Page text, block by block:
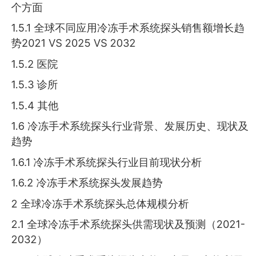
个方面
1.5.1 全球不同应用冷冻手术系统探头销售额增长趋
势2021 VS 2025 VS 2032
1.5.2 医院
1.5.3 诊所
1.5.4 其他
1.6 冷冻手术系统探头行业背景、发展历史、现状及
趋势
1.6.1 冷冻手术系统探头行业目前现状分析
1.6.2 冷冻手术系统探头发展趋势
2 全球冷冻手术系统探头总体规模分析
2.1 全球冷冻手术系统探头供需现状及预测（2021-
2032）